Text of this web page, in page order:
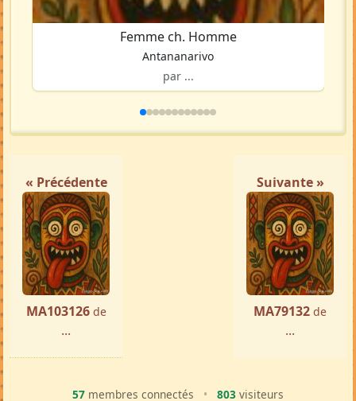
Femme ch. Homme
Antananarivo
par ...
« Précédente
MA103126 de
...
Suivante »
MA79132 de
...
57 membres connectés • 803 visiteurs